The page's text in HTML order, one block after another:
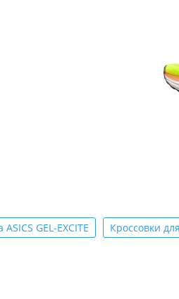
GEL-EXCITE Кроссовки